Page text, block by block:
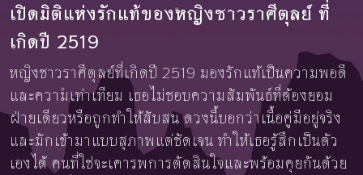
เปิดมิติแห่งรักแท้ของหญิงชาวราศีตุลย์ ที่
เกิดปี 2519
หญิงชาวราศีตุลย์ที่เกิดปี 2519 มองรักแท้เป็นความพอดี
และความเท่าเทียม เธอไม่ชอบความสัมพันธ์ที่ต้องยอม
ฝ่ายเดียวหรือถูกทำให้สับสน ดวงนี้บอกว่าเนื้อคู่มีอยู่จริง
และมักเข้ามาแบบสุภาพแต่ชัดเจน ทำให้เธอรู้สึกเป็นตัว
เองได้ คนที่ใช่จะเคารพการตัดสินใจและพร้อมคุยกันด้วย